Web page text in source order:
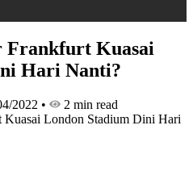
Frankfurt Kuasai
Hari Nanti?
2022 • 2 min read